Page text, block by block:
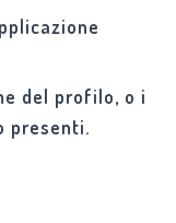
del profilo, o i
presenti.